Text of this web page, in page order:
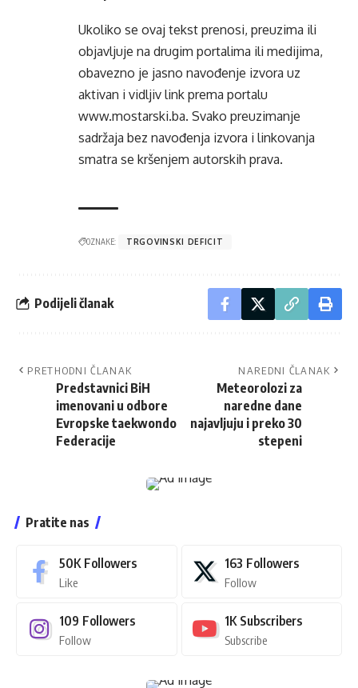
Ukoliko se ovaj tekst prenosi, preuzima ili
objavljuje na drugim portalima ili medijima,
obavezno je jasno navođenje izvora uz
aktivan i vidljiv link prema portalu
www.mostarski.ba. Svako preuzimanje
sadržaja bez navođenja izvora i linkovanja
smatra se kršenjem autorskih prava.
OZNAKE: TRGOVINSKI DEFICIT
Podijeli članak
PRETHODNI ČLANAK
Predstavnici BiH
imenovani u odbore
Evropske taekwondo
Federacije
NAREDNI ČLANAK
Meteorolozi za
naredne dane
najavljuju i preko 30
stepeni
Pratite nas
50K Followers
Like
163 Followers
Follow
109 Followers
Follow
1K Subscribers
Subscribe